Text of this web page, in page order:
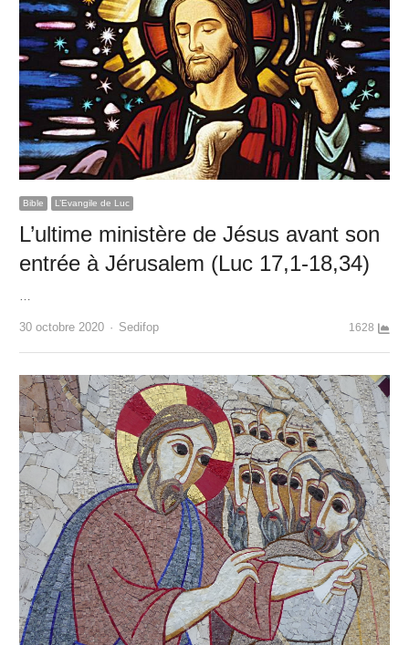
Bible L’Evangile de Luc
L’ultime ministère de Jésus avant son
entrée à Jérusalem (Luc 17,1-18,34)
…
30 octobre 2020 Author
Sedifop 1628